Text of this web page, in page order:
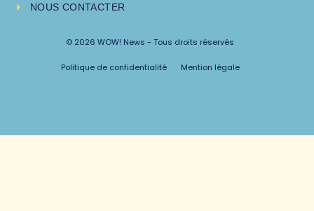
NOUS CONTACTER
© 2026 WOW! News - Tous droits réservés
Politique de confidentialité Mention légale